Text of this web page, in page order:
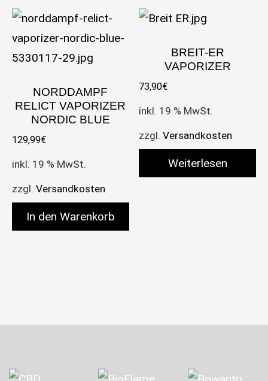
NORDDAMPF
RELICT VAPORIZER
NORDIC BLUE
129,99€
inkl. 19 % MwSt.
zzgl. Versandkosten
In den Warenkorb
BREIT-ER
VAPORIZER
73,90€
inkl. 19 % MwSt.
zzgl.Versandkosten
Weiterlesen